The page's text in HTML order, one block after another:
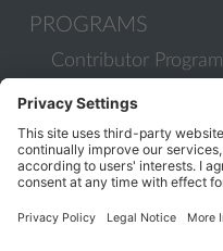
PROGRAMS
Contributor Program
Partner Program
COMMUNITY